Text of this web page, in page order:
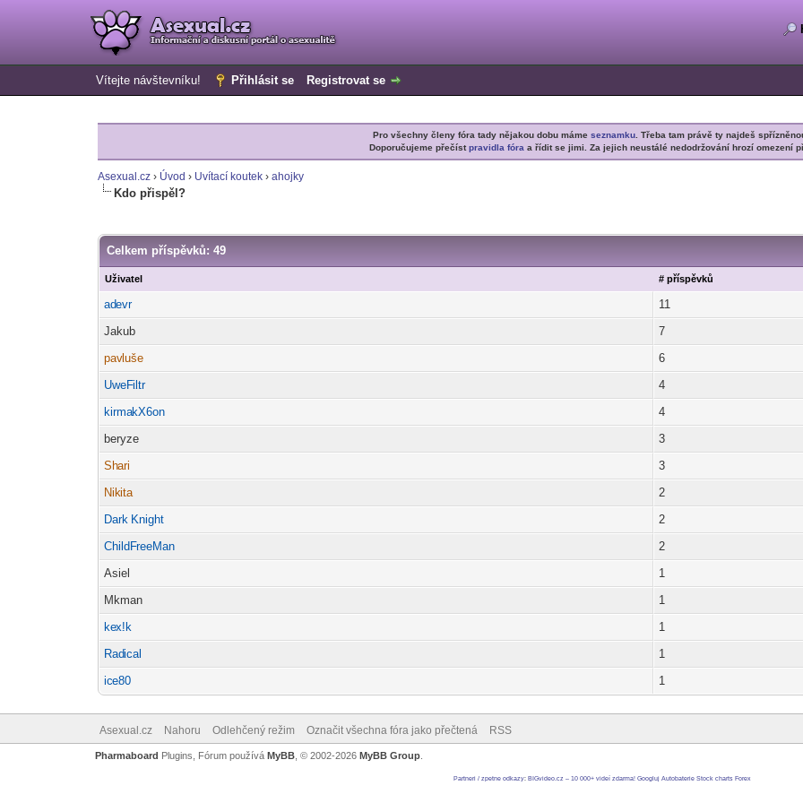
Vítejte návštevníku! Přihlásit se Registrovat se
Pro všechny členy fóra tady nějakou dobu mámeseznamku . Třeba tam právě ty najdeš
Doporučujeme přečístpravidla fóra a řídit se jimi. Za jejich neustálé nedodržování hrozí omezení
Asexual.cz › Úvod › Uvítací koutek ›ahojky
Kdo přispěl?
Celkem příspěvků: 49
Uživatel # příspěvků
adevr
11
Jakub
7
pavluše
6
UweFiltr
4
kirmakX6on
4
beryze
3
Shari
3
Nikita
2
Dark Knight
2
ChildFreeMan
2
Asiel
1
Mkman
1
kex!k
1
Radical
1
ice80 1
Asexual.cz Nahoru Odlehčený režim Označit všechna fóra jako přečtená RSS
Pharmaboard Plugins, Fórum používá MyBB, © 2002-2026 MyBB Group.
Partneri / zpetne odkazy: BIGvideo.cz – 10 000+ videí zdarma! Googluj Autobaterie Stock charts Forex